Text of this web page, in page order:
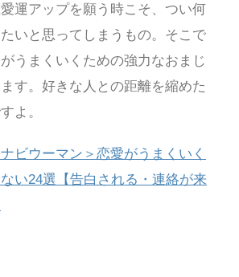
運アップを願う時こそ、つい何
いと思ってしまうもの。そこで
うまくいくための強力なおまじ
す。好きな人との距離を縮めた
よ。
ビウーマン＞恋愛がうまくいく
い24選【告白される・連絡が来